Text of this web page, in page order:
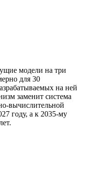
модели на три
для 30
на ней
заменит система
вычислительной
году, а к 2035-му